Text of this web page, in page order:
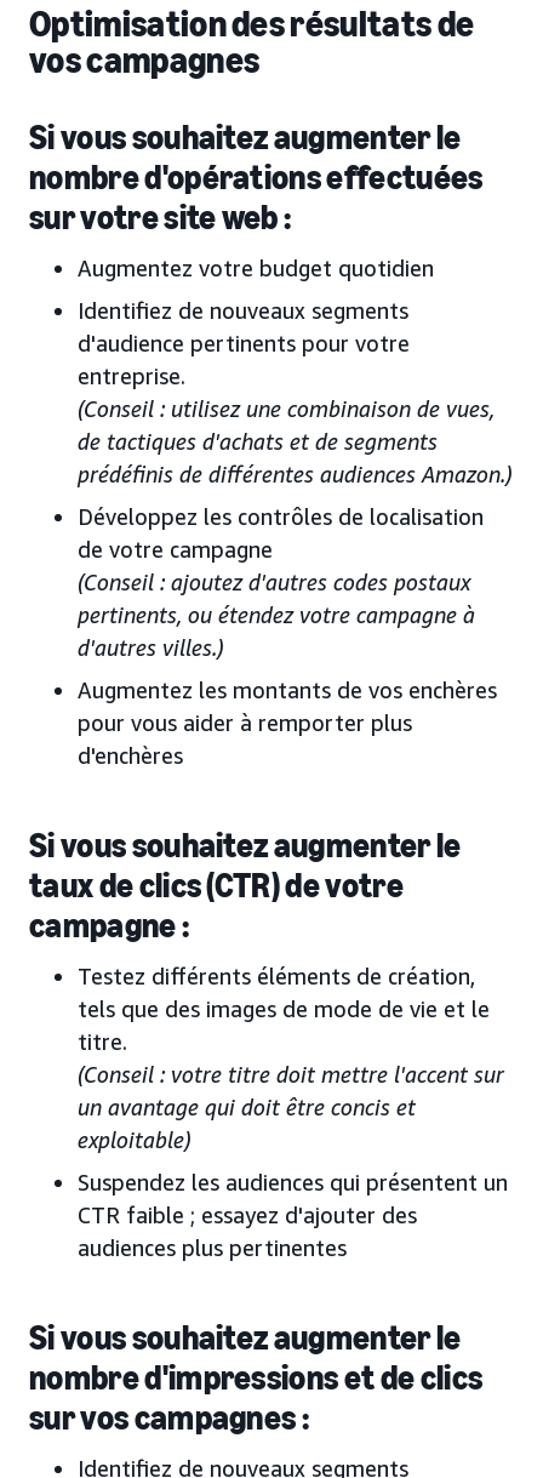
Optimisation des résultats de
vos campagnes
Si vous souhaitez augmenter le
nombre d'opérations effectuées
sur votre site web :
Augmentez votre budget quotidien
Identifiez de nouveaux segments
d'audience pertinents pour votre
entreprise.
(Conseil : utilisez une combinaison de vues,
de tactiques d'achats et de segments
prédéfinis de différentes audiences Amazon.)
Développez les contrôles de localisation
de votre campagne
(Conseil : ajoutez d'autres codes postaux
pertinents, ou étendez votre campagne à
d'autres villes.)
Augmentez les montants de vos enchères
pour vous aider à remporter plus
d'enchères
Si vous souhaitez augmenter le
taux de clics (CTR) de votre
campagne :
Testez différents éléments de création,
tels que des images de mode de vie et le
titre.
(Conseil : votre titre doit mettre l'accent sur
un avantage qui doit être concis et
exploitable)
Suspendez les audiences qui présentent un
CTR faible ; essayez d'ajouter des
audiences plus pertinentes
Si vous souhaitez augmenter le
nombre d'impressions et de clics
sur vos campagnes :
Identifiez de nouveaux segments